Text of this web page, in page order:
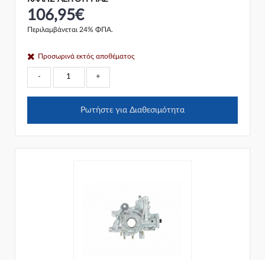
106,95€
Περιλαμβάνεται 24% ΦΠΑ.
Προσωρινά εκτός αποθέματος
- +
Ρωτήστε για Διαθεσιμότητα